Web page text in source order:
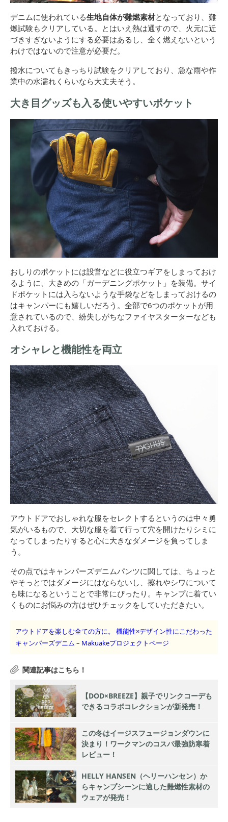
デニムに使われている生地自体が難燃素材となっており、難
燃試験もクリアしている。とはいえ熱は通すので、火元に近
づきすぎないようにする必要はあるし、全く燃えないという
わけではないので注意が必要だ。
撥水についてもきっちり試験をクリアしており、急な雨や作
業中の水濡れくらいなら大丈夫そう。
大き目グッズも入る使いやすいポケット
おしりのポケットには設営などに役立つギアをしまっておけ
るように、大きめの「ガーデニングポケット」を装備。サイ
ドポケットには入らないような手袋などをしまっておけるの
はキャンパーにも嬉しいだろう。全部で6つのポケットが用
意されているので、紛失しがちなファイヤスターターなども
入れておける。
オシャレと機能性を両立
アウトドアでおしゃれな服をセレクトするというのは中々勇
気がいるもので、大切な服を着て行って穴を開けたりシミに
なってしまったりすると心に大きなダメージを負ってしま
う。
その点ではキャンパーズデニムパンツに関しては、ちょっと
やそっとではダメージにはならないし、擦れやシワについて
も味になるということで非常にぴったり。キャンプに着てい
くものにお悩みの方はぜひチェックをしていただきたい。
アウトドアを楽しむ全ての方に。 機能性×デザイン性にこだわった
キャンパーズデニム – Makuakeプロジェクトページ
【DOD×BREEZE】親子でリンクコーデも
できるコラボコレクションが新発売！
この冬はイージスフュージョンダウンに
決まり！ワークマンのコスパ最強防寒着
レビュー！
HELLY HANSEN（ヘリーハンセン）か
らキャンプシーンに適した難燃性素材の
ウェアが発売！